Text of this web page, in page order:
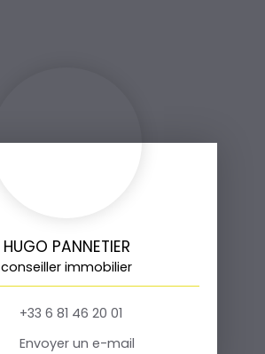
HUGO PANNETIER
conseiller immobilier
+33 6 81 46 20 01
Envoyer un e-mail